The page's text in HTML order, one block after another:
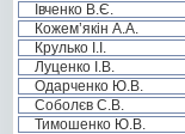
Івченко В.Є.
Кожем’якін А.А.
Крулько І.І.
Луценко І.В.
Одарченко Ю.В.
Соболєв С.В.
Тимошенко Ю.В.